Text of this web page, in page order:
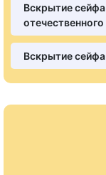
Вскрытие сейфа
отечественного
Вскрытие